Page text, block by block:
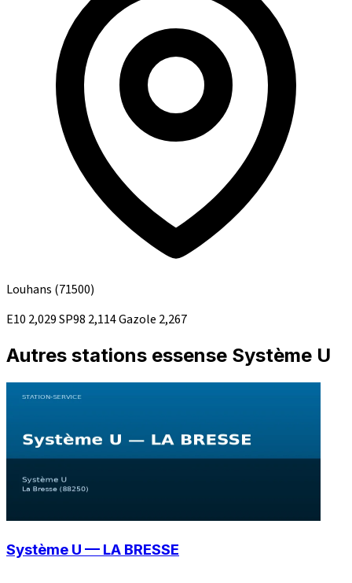
Louhans (71500)
E10 2,029SP98 2,114Gazole 2,267
Autres stations essense Système U
Système U — LA BRESSE